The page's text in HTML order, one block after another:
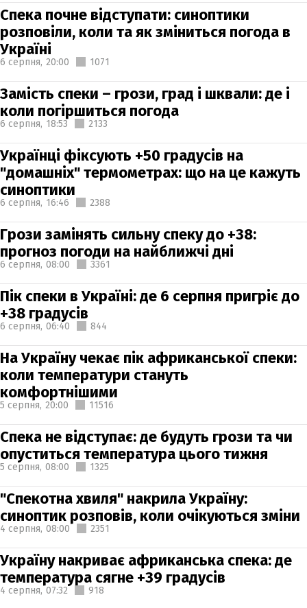
Спека почне відступати: синоптики
розповіли, коли та як зміниться погода в
Україні
6 серпня, 20:00 1071
Замість спеки – грози, град і шквали: де і
коли погіршиться погода
6 серпня, 18:53 2133
Українці фіксують +50 градусів на
"домашніх" термометрах: що на це кажуть
синоптики
6 серпня, 16:46 2388
Грози замінять сильну спеку до +38:
прогноз погоди на найближчі дні
6 серпня, 08:00 3361
Пік спеки в Україні: де 6 серпня пригріє до
+38 градусів
6 серпня, 06:40 844
На Україну чекає пік африканської спеки:
коли температури стануть
комфортнішими
5 серпня, 20:00 11516
Спека не відступає: де будуть грози та чи
опуститься температура цього тижня
5 серпня, 08:00 1325
"Спекотна хвиля" накрила Україну:
синоптик розповів, коли очікуються зміни
4 серпня, 08:00 2351
Україну накриває африканська спека: де
температура сягне +39 градусів
4 серпня, 07:32 918